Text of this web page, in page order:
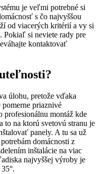
je veľmi potrebné si
s čo najvyššou
od viacerých kritérií a vy si
Pokiaľ si neviete rady pre
kontaktovať
úlohu, pretože vďaka
priaznivé
montáž kde
to na ktorú svetovú stranu je
panely. A tu sa už
domácnosti z
inštalácie na viac
najvyššej výroby je